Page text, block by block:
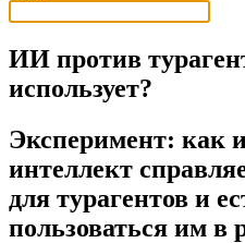
ИИ против
использует?
Эксперимент: как
интеллект
для турагентов и
пользоваться им в